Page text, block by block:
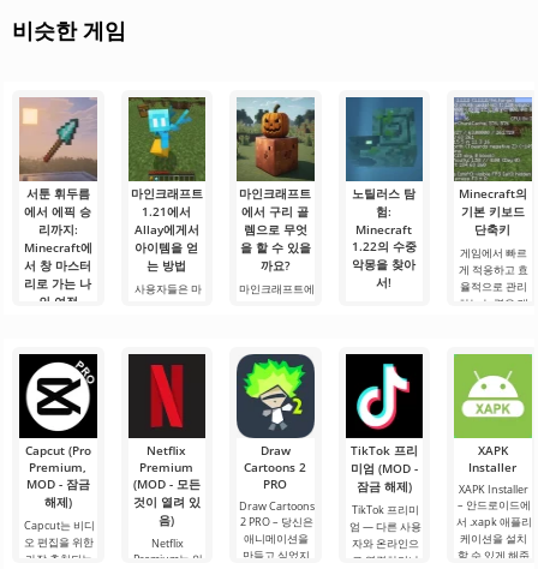
비슷한 게임
서툰 휘두름
에서 에픽 승
리까지:
Minecraft에
서 창 마스터
리로 가는 나
의 여정
가 여러분! 오늘
저는 상상의 흰
가운을 입기로
했습니다 그리
마인크래프트
1.21에서
Allay에게서
아이템을 얻
는 방법
사용자들은 마
하는 데 도움을
주며, 그와 친구
가 되어야 한다
는 것을 알고 있
습니다. 그가 도
움을 주도록.
마인크래프트
에서 구리 골
렘으로 무엇
을 할 수 있을
까요?
마인크래프트에
크래프트 세계
에서는 항상 무
언가가 일어납
니다: 새로운 블
록, 신비로운 생
물 군계, 그리고.
노틸러스 탐
험:
Minecraft
1.22의 수중
악몽을 찾아
서!
글을 쓰는 동안
에도 감정이 북
받쳐 오릅니다.
오늘은 단순한
리뷰가 아닙니
다 — 이것은 저
의.
Minecraft의
기본 키보드
단축키
게임에서 빠르
게 적응하고 효
율적으로 관리
하는 능력은 매
Minecraft의 기
본 키를 사용하
면 필요한 요소
를 선택하고, 기
능, 인벤토리 또
는 주변 물체와
Capcut (Pro
Premium,
MOD - 잠금
해제)
Capcut는 비디
오 편집을 위한
가장 추천되는
Netflix
Premium
(MOD - 모든
것이 열려 있
음)
Netflix
Premium는 안
Draw
Cartoons 2
PRO
Draw Cartoons
2 PRO – 당신은
애니메이션을
만들고 싶었지
TikTok 프리
미엄 (MOD -
잠금 해제)
TikTok 프리미
엄 — 다른 사용
자와 온라인으
로 연결하거나
XAPK
Installer
XAPK Installer
– 안드로이드에
서 .xapk 애플리
케이션을 설치
할 수 있게 해줍